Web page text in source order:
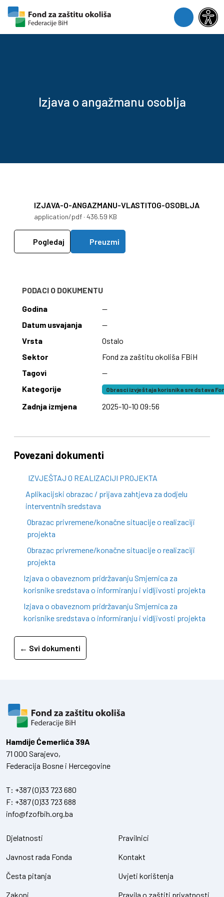
Skip to content
Skip to footer
Menu
Izjava o angažmanu osoblja
IZJAVA-O-ANGAZMANU-VLASTITOG-OSOBLJA
application/pdf · 436.59 KB
Pogledaj Preuzmi
PODACI O DOKUMENTU
Godina
—
Datum usvajanja
—
Vrsta
Ostalo
Sektor
Fond za zaštitu okoliša FBiH
Tagovi
—
Kategorije
Obrasci izvještaja korisnika sredstava
Zadnja izmjena 2025-10-10 09:56
Povezani dokumenti
IZVJEŠTAJ O REALIZACIJI PROJEKTA
Aplikacijski obrazac / prijava zahtjeva za dodjelu
interventnih sredstava
Obrazac privremene/konačne situacije o realizaciji
projekta
Obrazac privremene/konačne situacije o realizaciji
projekta
Izjava o obaveznom pridržavanju Smjernica za
korisnike sredstava o informiranju i vidljivosti projekta
Izjava o obaveznom pridržavanju Smjernica za
korisnike sredstava o informiranju i vidljivosti projekta
← Svi dokumenti
Hamdiје Ćemerlića 39A
71 000 Sarajevo,
Federacija Bosne i Hercegovine
T: +387 (0)33 723 680
F: +387 (0)33 723 688
info@fzofbih.org.ba
Djelatnosti
Javnost rada Fonda
Česta pitanja
Zakoni
Pravilnici
Kontakt
Uvjeti korištenja
Pravila o zaštiti privatnosti